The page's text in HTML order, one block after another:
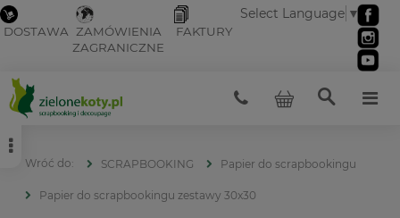
DOSTAWA ZAMÓWIENIA
ZAGRANICZNE
FAKTURY
Select Language ▼
SCRAPBOOKING Papier do scrapbookingu
Papier do scrapbookingu zestawy 30x30